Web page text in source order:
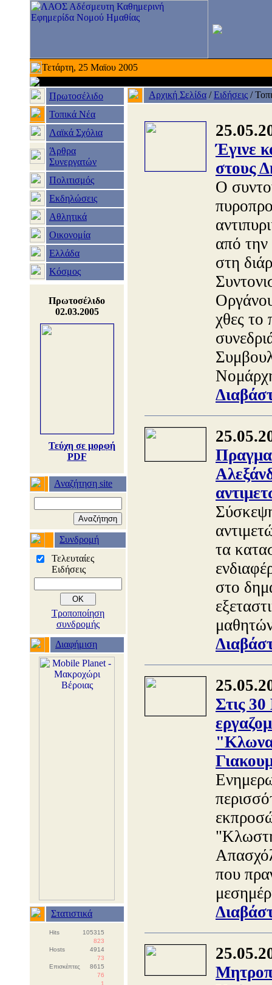
Τετάρτη, 25 Μαϊου 2005
Πρωτοσέλιδο
Τοπικά Νέα
Λαϊκά Σχόλια
Άρθρα
Συνεργατών
Πολιτισμός
Εκδηλώσεις
Αθλητικά
Οικονομία
Ελλάδα
Κόσμος
Πρωτοσέλιδο
02.03.2005
Τεύχη σε μορφή
PDF
Αναζήτηση site
Συνδρομή
Τελευταίες
Ειδήσεις
Τροποποίηση
συνδρομής
Διαφήμιση
Στατιστικά
Hits
105315
823
Hosts
4914
73
Επισκέπτες
8615
76
1
Αρχική Σελίδα /Ειδήσεις /
Έγινε
στους
Ο
από την
στη
χθες το
τα
στο
Στις
που